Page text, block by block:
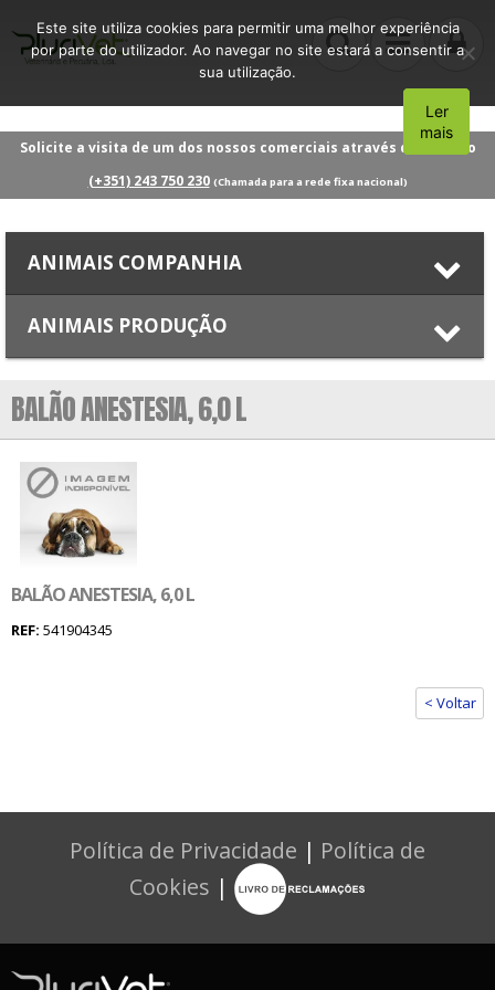
Solicite a visita de um dos nossos comerciais através do número
(+351) 243 750 230 (Chamada para a rede fixa nacional)
ANIMAIS COMPANHIA
ANIMAIS PRODUÇÃO
BALÃO ANESTESIA, 6,0 L
BALÃO ANESTESIA, 6,0 L
REF: 541904345
< Voltar
Política de Privacidade | Política de
Cookies |
Este site utiliza cookies para permitir uma melhor experiência
por parte do utilizador. Ao navegar no site estará a consentir a
sua utilização.
Aceito
Ler
mais